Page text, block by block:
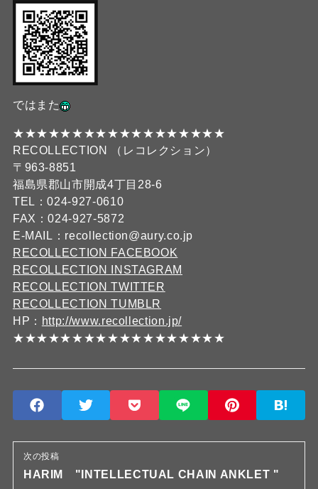
ではまた
★★★★★★★★★★★★★★★★★★
RECOLLECTION （レコレクション）
〒963-8851
福島県郡山市開成4丁目28-6
TEL：024-927-0610
FAX：024-927-5872
E-MAIL：recollection@aury.co.jp
RECOLLECTION FACEBOOK
RECOLLECTION INSTAGRAM
RECOLLECTION TWITTER
RECOLLECTION TUMBLR
HP： http://www.recollection.jp/
★★★★★★★★★★★★★★★★★★
次の投稿
HARIM "INTELLECTUAL CHAIN ANKLET "